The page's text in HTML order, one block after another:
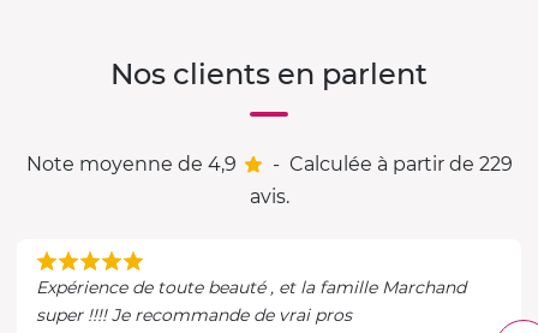
Nos clients en parlent
Note moyenne de 4,9 - Calculée à partir de 229
avis.
Expérience de toute beauté , et la famille Marchand
super !!!! Je recommande de vrai pros